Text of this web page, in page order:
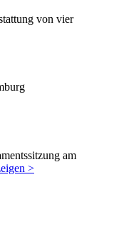
von vier
am
>